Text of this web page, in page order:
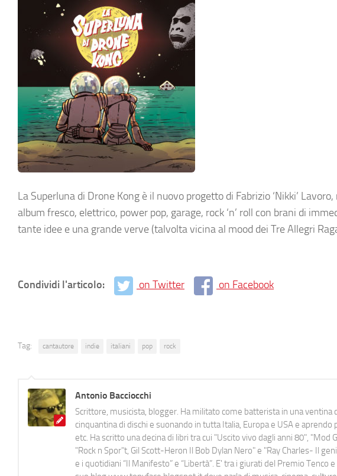
La Superluna di Drone Kong è il nuovo progetto di Fabrizio ‘Nikki’
album fresco, elettrico, power pop, garage, rock ‘n’ roll con brani di
tante idee e una grande verve (talvolta vicina al mood dei Tre Allegri
Condividi l'articolo: on Twitter on Facebook
Tag: cantautore indie italiani pop rock
Antonio Bacciocchi
Scrittore, musicista, blogger. Ha militato come batterista in una
cinquantina di dischi e suonando in tutta Italia, Europa e USA e
etc. Ha scritto una decina di libri tra cui "Uscito vivo dagli anni 80", "Mod
"Rock n Spor"t, Gil Scott-Heron Il Bob Dylan Nero" e "Ray Charles- Il
e i quotidiani “Il Manifesto” e “Libertà”. E' tra i giurati del Premio